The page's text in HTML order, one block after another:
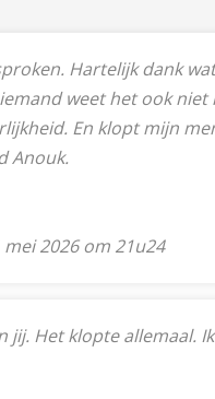
Hartelijk dank
weet het ook
En klopt mijn
Anouk.
2026 om 21u24
Het klopte allemaal.